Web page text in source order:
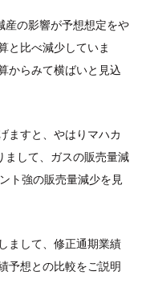
産の影響が予想想定をや
と比べ減少していま
からみて横ばいと見込
ますと、やはりマハカ
まして、ガスの販売量減
ト強の販売量減少を見
まして、修正通期業績
予想との比較をご説明